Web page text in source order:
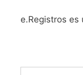
e.Registros es